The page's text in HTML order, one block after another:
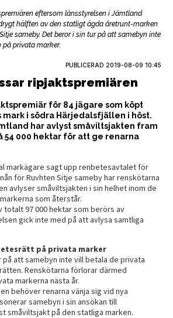
eftersom länsstyrelsen i Jämtland
hälften av den statligt ägda åretrunt-marken
sameby. Det beror i sin tur på att samebyn inte
på privata marker.
PUBLICERAD 2019-08-09 10:45
ripjaktspremiären
för 84 jägare som köpt
mark i södra Härjedalsfjällen i höst.
har avlyst småviltsjakten fram
54 000 hektar för att ge renarna
markägare sagt upp renbetesavtalet för
för Ruvhten Sitje sameby har renskötarna
avlyser småviltsjakten i sin helhet inom de
som återstår.
totalt 97 000 hektar som berörs av
gick inte med på att avlysa samtliga
på privata marker
på att samebyn inte vill betala de privata
Renskötarna förlorar därmed
markerna nästa år.
behöver renarna vänja sig vid nya
samebyn i sin ansökan till
småviltsjakt på den statliga marken.